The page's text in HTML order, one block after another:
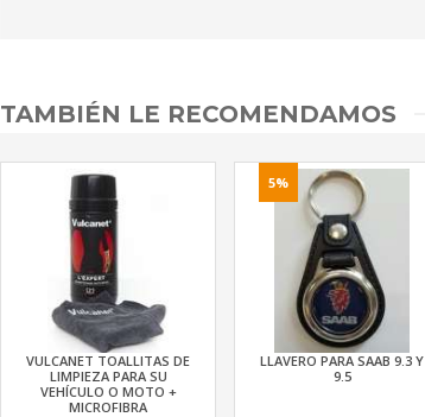
TAMBIÉN LE RECOMENDAMOS
VULCANET TOALLITAS DE
LIMPIEZA PARA SU
VEHÍCULO O MOTO +
MICROFIBRA
5%
LLAVERO PARA SAAB 9.3 Y
9.5